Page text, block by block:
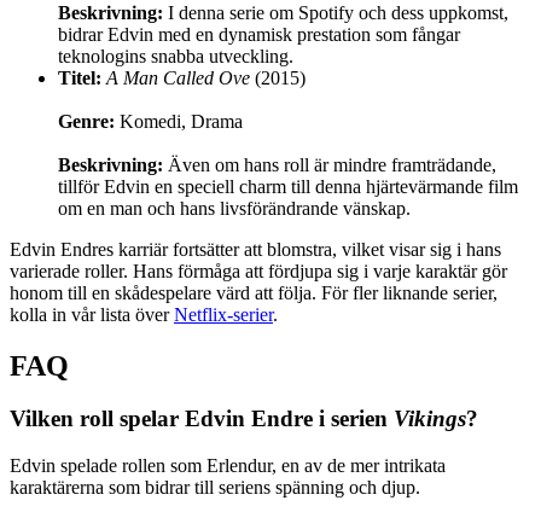
Beskrivning: I denna serie om Spotify och dess uppkomst,
bidrar Edvin med en dynamisk prestation som fångar
teknologins snabba utveckling.
Titel: A Man Called Ove (2015)
Genre: Komedi, Drama
Beskrivning: Även om hans roll är mindre framträdande,
tillför Edvin en speciell charm till denna hjärtevärmande film
om en man och hans livsförändrande vänskap.
Edvin Endres karriär fortsätter att blomstra, vilket visar sig i hans
varierade roller. Hans förmåga att fördjupa sig i varje karaktär gör
honom till en skådespelare värd att följa. För fler liknande serier,
kolla in vår lista överNetflix-serier.
FAQ
Vilken roll spelar Edvin Endre i serien Vikings?
Edvin spelade rollen som Erlendur, en av de mer intrikata
karaktärerna som bidrar till seriens spänning och djup.